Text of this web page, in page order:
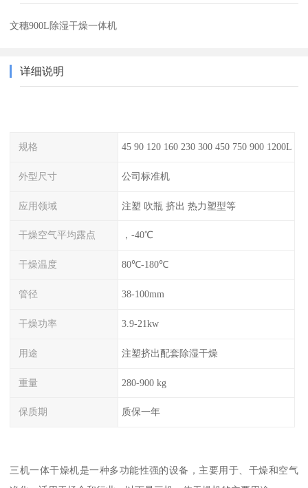
文穗900L除湿干燥一体机
详细说明
规格 45 90 120 160 230 300 450 750 900 1200L
外型尺寸 公司标准机
应用领域 注塑 吹瓶 挤出 热力塑型等
干燥空气平均露点 ，-40℃
干燥温度 80℃-180℃
管径 38-100mm
干燥功率 3.9-21kw
用途 注塑挤出配套除湿干燥
重量 280-900 kg
保质期 质保一年
三机一体干燥机是一种多功能性强的设备，主要用于、干燥和空气